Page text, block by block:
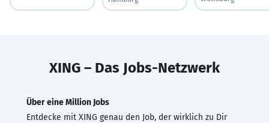
XING – Das Jobs-Netzwerk
Über eine Million Jobs
Entdecke mit XING genau den Job, der wirklich zu Dir